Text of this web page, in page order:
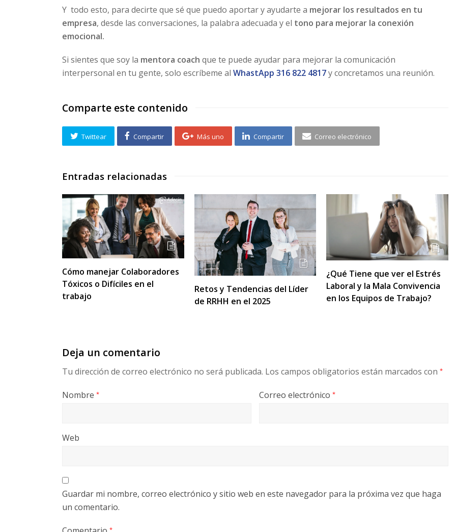
Y todo esto, para decirte que sé que puedo aportar y ayudarte a mejorar los resultados en tu
empresa, desde las conversaciones, la palabra adecuada y el tono para mejorar la conexión
emocional.
Si sientes que soy la mentora coach que te puede ayudar para mejorar la comunicación
interpersonal en tu gente, solo escríbeme al WhastApp 316 822 4817y concretamos una reunión.
Comparte este contenido
Twittear Compartir Más uno Compartir Correo electrónico
Entradas relacionadas
Cómo manejar Colaboradores
Tóxicos o Difíciles en el
trabajo
Retos y Tendencias del Líder
de RRHH en el 2025
¿Qué Tiene que ver el Estrés
Laboral y la Mala Convivencia
en los Equipos de Trabajo?
Deja un comentario
Tu dirección de correo electrónico no será publicada. Los campos obligatorios están marcados con *
Nombre * Correo electrónico*
Web
Guardar mi nombre, correo electrónico y sitio web en este navegador para la próxima vez que haga
un comentario.
*